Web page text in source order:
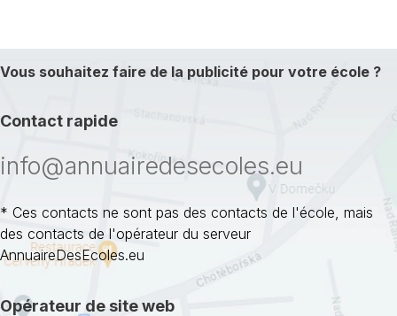
Vous souhaitez faire de la publicité pour votre école ?
Contact rapide
info@annuairedesecoles.eu
* Ces contacts ne sont pas des contacts de l'école, mais
des contacts de l'opérateur du serveur
AnnuaireDesEcoles.eu
Opérateur de site web